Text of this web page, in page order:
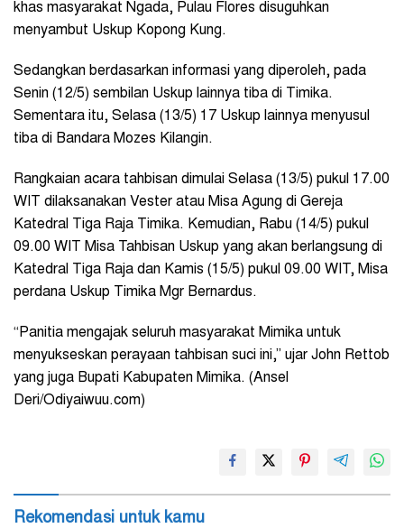
khas masyarakat Ngada, Pulau Flores disuguhkan
menyambut Uskup Kopong Kung.
Sedangkan berdasarkan informasi yang diperoleh, pada
Senin (12/5) sembilan Uskup lainnya tiba di Timika.
Sementara itu, Selasa (13/5) 17 Uskup lainnya menyusul
tiba di Bandara Mozes Kilangin.
Rangkaian acara tahbisan dimulai Selasa (13/5) pukul 17.00
WIT dilaksanakan Vester atau Misa Agung di Gereja
Katedral Tiga Raja Timika. Kemudian, Rabu (14/5) pukul
09.00 WIT Misa Tahbisan Uskup yang akan berlangsung di
Katedral Tiga Raja dan Kamis (15/5) pukul 09.00 WIT, Misa
perdana Uskup Timika Mgr Bernardus.
“Panitia mengajak seluruh masyarakat Mimika untuk
menyukseskan perayaan tahbisan suci ini,” ujar John Rettob
yang juga Bupati Kabupaten Mimika. (Ansel
Deri/Odiyaiwuu.com)
Rekomendasi untuk kamu